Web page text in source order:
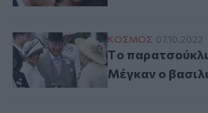
Tο
ΚΟΣΜΟΣ 07.10.2022
Tο
Μέγκαν ο